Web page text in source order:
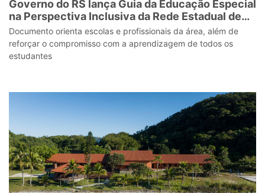
Governo do RS lança Guia da Educação Especial
na Perspectiva Inclusiva da Rede Estadual de
Ensino
Documento orienta escolas e profissionais da área, além de
reforçar o compromisso com a aprendizagem de todos os
estudantes